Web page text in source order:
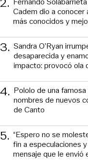
Cadem dio a
más conocidos y
3. Sandra O’Ryan
desaparecida y
impacto: provocó ola
4. Pololo de una
nombres de nuevos
de Canto
5. “Espero no se
fin a especulaciones
mensaje que le